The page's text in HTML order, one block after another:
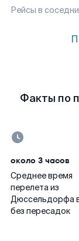
Рейсы в
Факты по
около 3 часов
Среднее время
перелета из
Дюссельдорфа
без пересадок